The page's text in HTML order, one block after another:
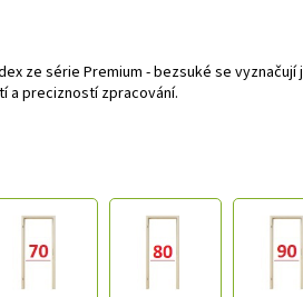
ze série Premium - bezsuké se
a precizností zpracování.